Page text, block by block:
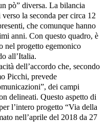
pò” diversa. La bilancia
la seconda per circa 12
che comunque hanno
anni. Con questo quadro, è
nel progetto egemonico
all’Italia.
dell’accordo che, secondo
Picchi, prevede
dei campi
delineati. Questo aspetto di
l’intero progetto “Via della
nell’aprile del 2018 da 27